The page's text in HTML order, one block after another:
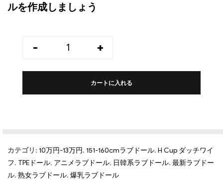
ルを作成しましょう
- +
カートに入れる
カテゴリ: 10万円-13万円, 151-160cmラブドール, H Cup ダッチワイ
フ, TPEドール, アニメラブドール, 日韓系ラブドール, 最新ラブドー
ル, 熟女ラブドール, 爆乳ラブドール